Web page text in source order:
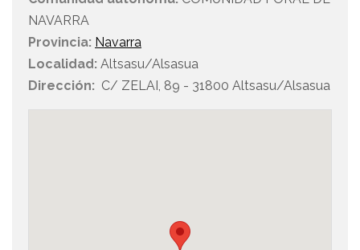
NAVARRA
Provincia: Navarra
Localidad: Altsasu/Alsasua
Dirección: C/ ZELAI, 89 - 31800 Altsasu/Alsasua